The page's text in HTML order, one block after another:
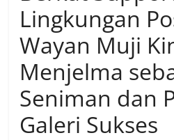
Lingkungan
Wayan Muji
Menjelma
Seniman dan
Galeri Sukses